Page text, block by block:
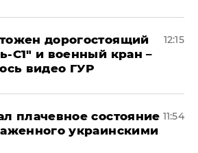
дорогостоящий
С1" и военный кран –
видео ГУР
12:15
плачевное состояние
украинскими
11:54